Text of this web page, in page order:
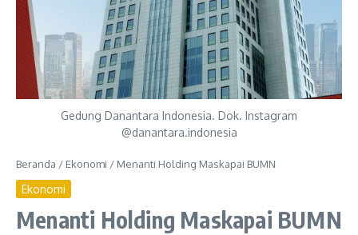
Gedung Danantara Indonesia. Dok. Instagram
@danantara.indonesia
Beranda / Ekonomi / Menanti Holding Maskapai BUMN
Ekonomi
Menanti Holding Maskapai BUMN